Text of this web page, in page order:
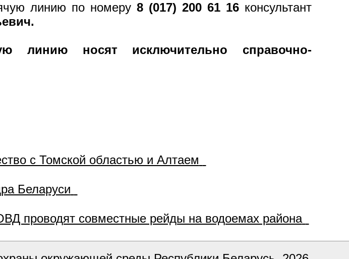
линию по номеру 8 (017) 200 61 16консультант
линию носят исключительно справочно-
с Томской областью и Алтаем
Беларуси
проводят совместные рейды на водоемах района